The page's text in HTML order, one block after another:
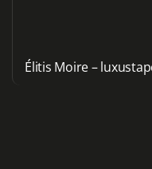
Élitis Moire –